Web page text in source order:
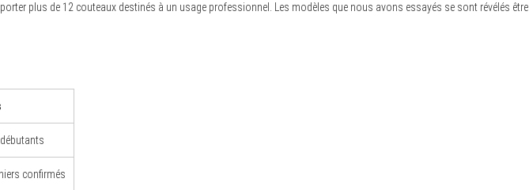
plus de 12 couteaux destinés à un usage professionnel. Les modèles que nous avons essayés se sont révélés être
confirmés